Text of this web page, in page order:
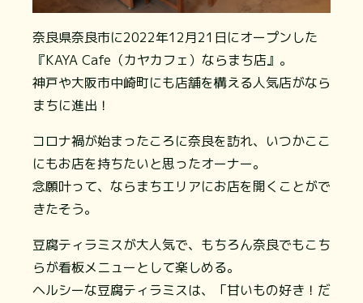
奈良県奈良市に2022年12月21日にオープンした
『KAYA Cafe（カヤカフェ）ならまち店』。
神戸や大阪市中崎町にも店舗を構える人気店がなら
まちに進出！
コロナ禍が始まったころに奈良を訪れ、いつかここ
にもお店を持ちたいと思ったオーナー。
念願叶って、ならまちエリアにお店を開くことがで
きたそう。
豆腐ティラミスが大人気で、もちろん奈良でもこち
らが看板メニューとして楽しめる。
ヘルシーな豆腐ティラミスは、「甘いもの好き！だ